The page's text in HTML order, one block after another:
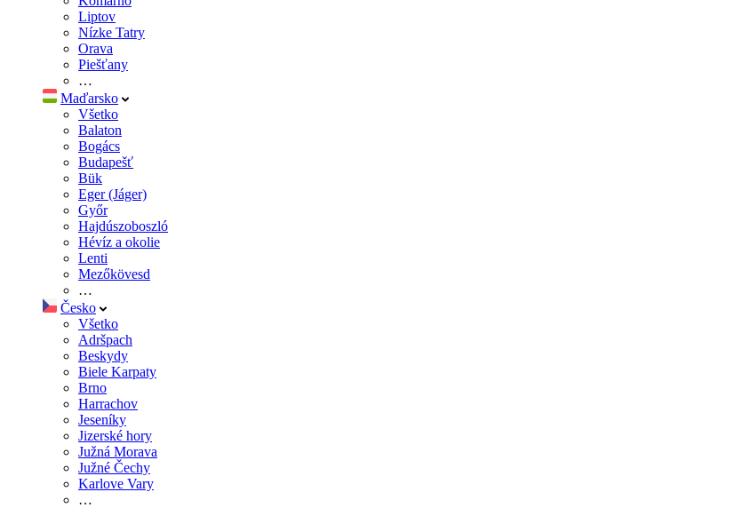
Liptov
Nízke Tatry
Orava
Piešťany
…
Maďarsko
Všetko
Balaton
Bogács
Budapešť
Bük
Eger (Jáger)
Győr
Hajdúszoboszló
Hévíz a okolie
Lenti
Mezőkövesd
…
Česko
Všetko
Adršpach
Beskydy
Biele Karpaty
Brno
Harrachov
Jeseníky
Jizerské hory
Južná Morava
Južné Čechy
Karlove Vary
…